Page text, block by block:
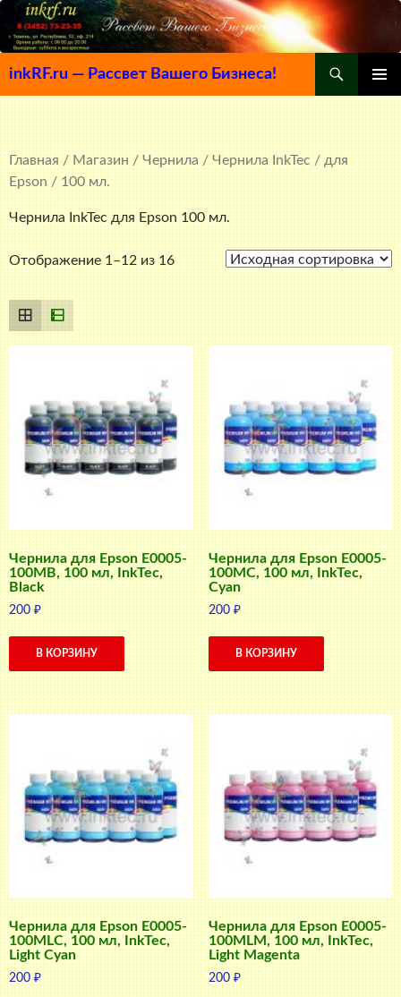
inkRF.ru — Рассвет Вашего Бизнеса!
МЕНЮ
К
СОДЕРЖИМОМУ
Главная/Магазин/Чернила/Чернила InkTec/для
Epson/ 100 мл.
Чернила InkTec для Epson 100 мл.
Отображение 1–12 из 16
Чернила для Epson E0005-
100MB, 100 мл, InkTec,
Black
200₽
В КОРЗИНУ
Чернила для Epson E0005-
100MC, 100 мл, InkTec,
Cyan
200₽
В КОРЗИНУ
Чернила для Epson E0005-
100MLC, 100 мл, InkTec,
Light Cyan
200₽
Чернила для Epson E0005-
100MLM, 100 мл, InkTec,
Light Magenta
200₽